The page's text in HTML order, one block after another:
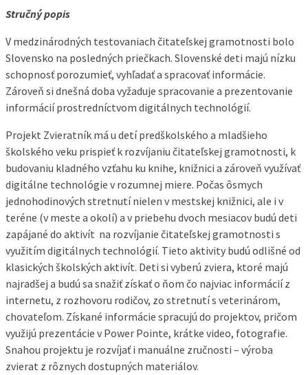
Stručný popis
V medzinárodných testovaniach čitateľskej gramotnosti bolo
Slovensko na posledných priečkach. Slovenské deti majú nízku
schopnosť porozumieť, vyhľadať a spracovať informácie.
Zároveň si dnešná doba vyžaduje spracovanie a prezentovanie
informácií prostredníctvom digitálnych technológií.
Projekt Zvieratník má u detí predškolského a mladšieho
školského veku prispieť k rozvíjaniu čitateľskej gramotnosti, k
budovaniu kladného vzťahu ku knihe, knižnici a zároveň využívať
digitálne technológie v rozumnej miere. Počas ôsmych
jednohodinových stretnutí nielen v mestskej knižnici, ale i v
teréne (v meste a okolí) a v priebehu dvoch mesiacov budú deti
zapájané do aktivít na rozvíjanie čitateľskej gramotnosti s
využitím digitálnych technológií. Tieto aktivity budú odlišné od
klasických školských aktivít. Deti si vyberú zviera, ktoré majú
najradšej a budú sa snažiť získať o ňom čo najviac informácií z
internetu, z rozhovoru rodičov, zo stretnutí s veterinárom,
chovateľom. Získané informácie spracujú do projektov, pričom
využijú prezentácie v Power Pointe, krátke video, fotografie.
Snahou projektu je rozvíjať i manuálne zručnosti – výroba
zvierat z rôznych dostupných materiálov.